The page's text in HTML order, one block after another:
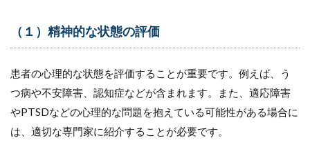
師の
スキ
ップ
につ
なが
る理
由
（１）精神的な状態の評価
患者の心理的な状態を評価することが重要です。例えば、う
つ病や不安障害、認知症などが含まれます。また、適応障害
やPTSDなどの心理的な問題を抱えている可能性がある場合に
は、適切な専門家に紹介することが必要です。